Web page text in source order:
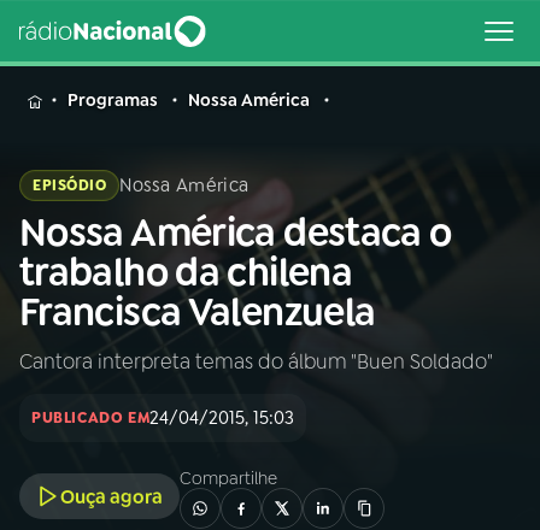
MENU
Buscar
na
Rádio
Nacional
Buscar
AO VIVO
02A RÁDIO
Programas Nossa América
EPISÓDIO Nossa América
Nossa América destaca o
trabalho da chilena
Francisca Valenzuela
Cantora interpreta temas do álbum "Buen Soldado"
PUBLICADO EM24/04/2015, 15:03
Ouça agora
Compartilhe